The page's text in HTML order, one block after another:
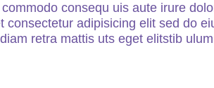
consequ uis aute irure
consectetur adipisicing elit sed do
retra mattis uts eget elitstib